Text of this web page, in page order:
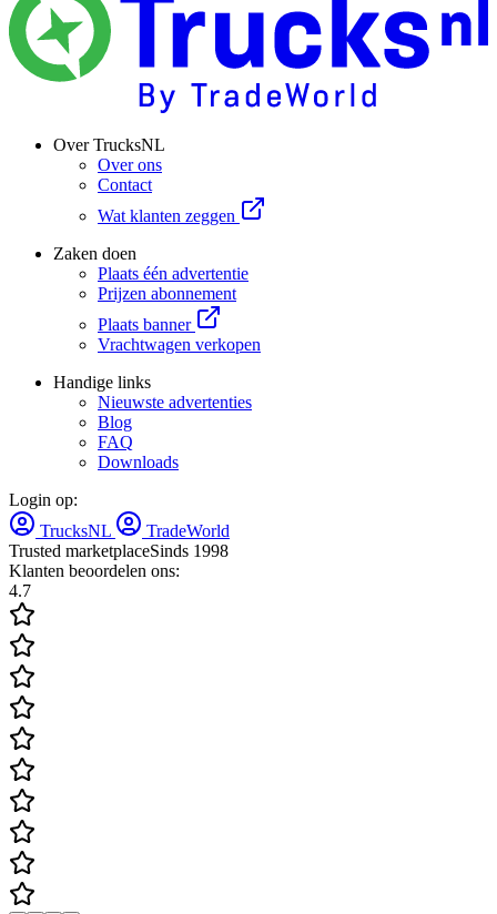
Over TrucksNL
Over ons
Contact
Wat klanten zeggen
Zaken doen
Plaats één advertentie
Prijzen abonnement
Plaats banner
Vrachtwagen verkopen
Handige links
Nieuwste advertenties
Blog
FAQ
Downloads
Login op:
TrucksNL
TradeWorld
Trusted marketplaceSinds 1998
Klanten beoordelen ons:
4.7